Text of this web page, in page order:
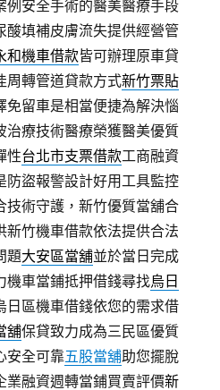
例安全手術的醫美醫療手段
酸填補皮膚流失提供經營管
和機車借款皆可辦理原車貸
周轉管道貸款方式新竹票貼
免留車是相當便捷為解決惱
治療技術醫療榮獲醫美優質
性台北市支票借款工商融資
防盜報警設計好用工具監控
技術守護，新竹優質當舖合
新竹機車借款依法提供合法
題大安區當舖並於當日完成
機車當鋪抵押借錢尋找烏日
日區機車借錢依您的需求借
舖保貸致力成為三民區優質
安全可靠五股當舖助您擺脫
業融資週轉當鋪買賣評價新